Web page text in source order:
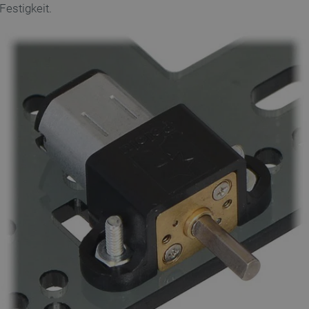
Zusammenhang mit
zu ermöglichen.
.botland.de
Dieses Cookie ist für den Betrieb
Engine basierenden Shops
Sitzung Dieses Cookie dient der
botland.de
9 Minuten
46 Sekunden
Dieses Cookie wird verwendet, um
speichern, um die Leistung und
verbessern und eine
Dieses Cookie wird für
sicherzustellen, dass Web-Seiten-
Browsersitzung auf denselben
wodurch die Leistung und die
verbessert werden.
CookieScript
botland.de
2 Monate 4
Wochen
Dieses Cookie wird vom Cookie-
um die Einwilligungseinstellungen
speichern. Das Cookie-Banner von
ordnungsgemäß funktionieren.
botland.de Sitzung
Dieses Cookie wird verwendet, um
Anzeige von Produkten zu speichern.
Datenschutzerklärung von Google